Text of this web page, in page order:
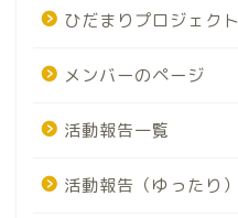
ひだまりプロジェクト
メンバーのページ
活動報告一覧
活動報告（ゆったり）